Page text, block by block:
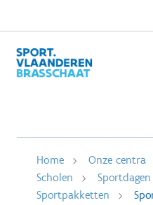
Home Onze centra
Scholen
Sportpakketten